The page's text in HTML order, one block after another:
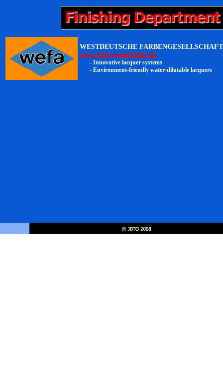
WESTDEUTSCHE FARBENGESELLSCHAFT
www.wefa-wasserlacke.de
- Innovative lacquer systems
- Environment-friendly water-dilutable lacquers